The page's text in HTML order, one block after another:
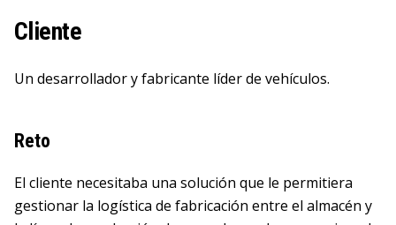
Cliente
Un desarrollador y fabricante líder de vehículos.
Reto
El cliente necesitaba una solución que le permitiera
gestionar la logística de fabricación entre el almacén y